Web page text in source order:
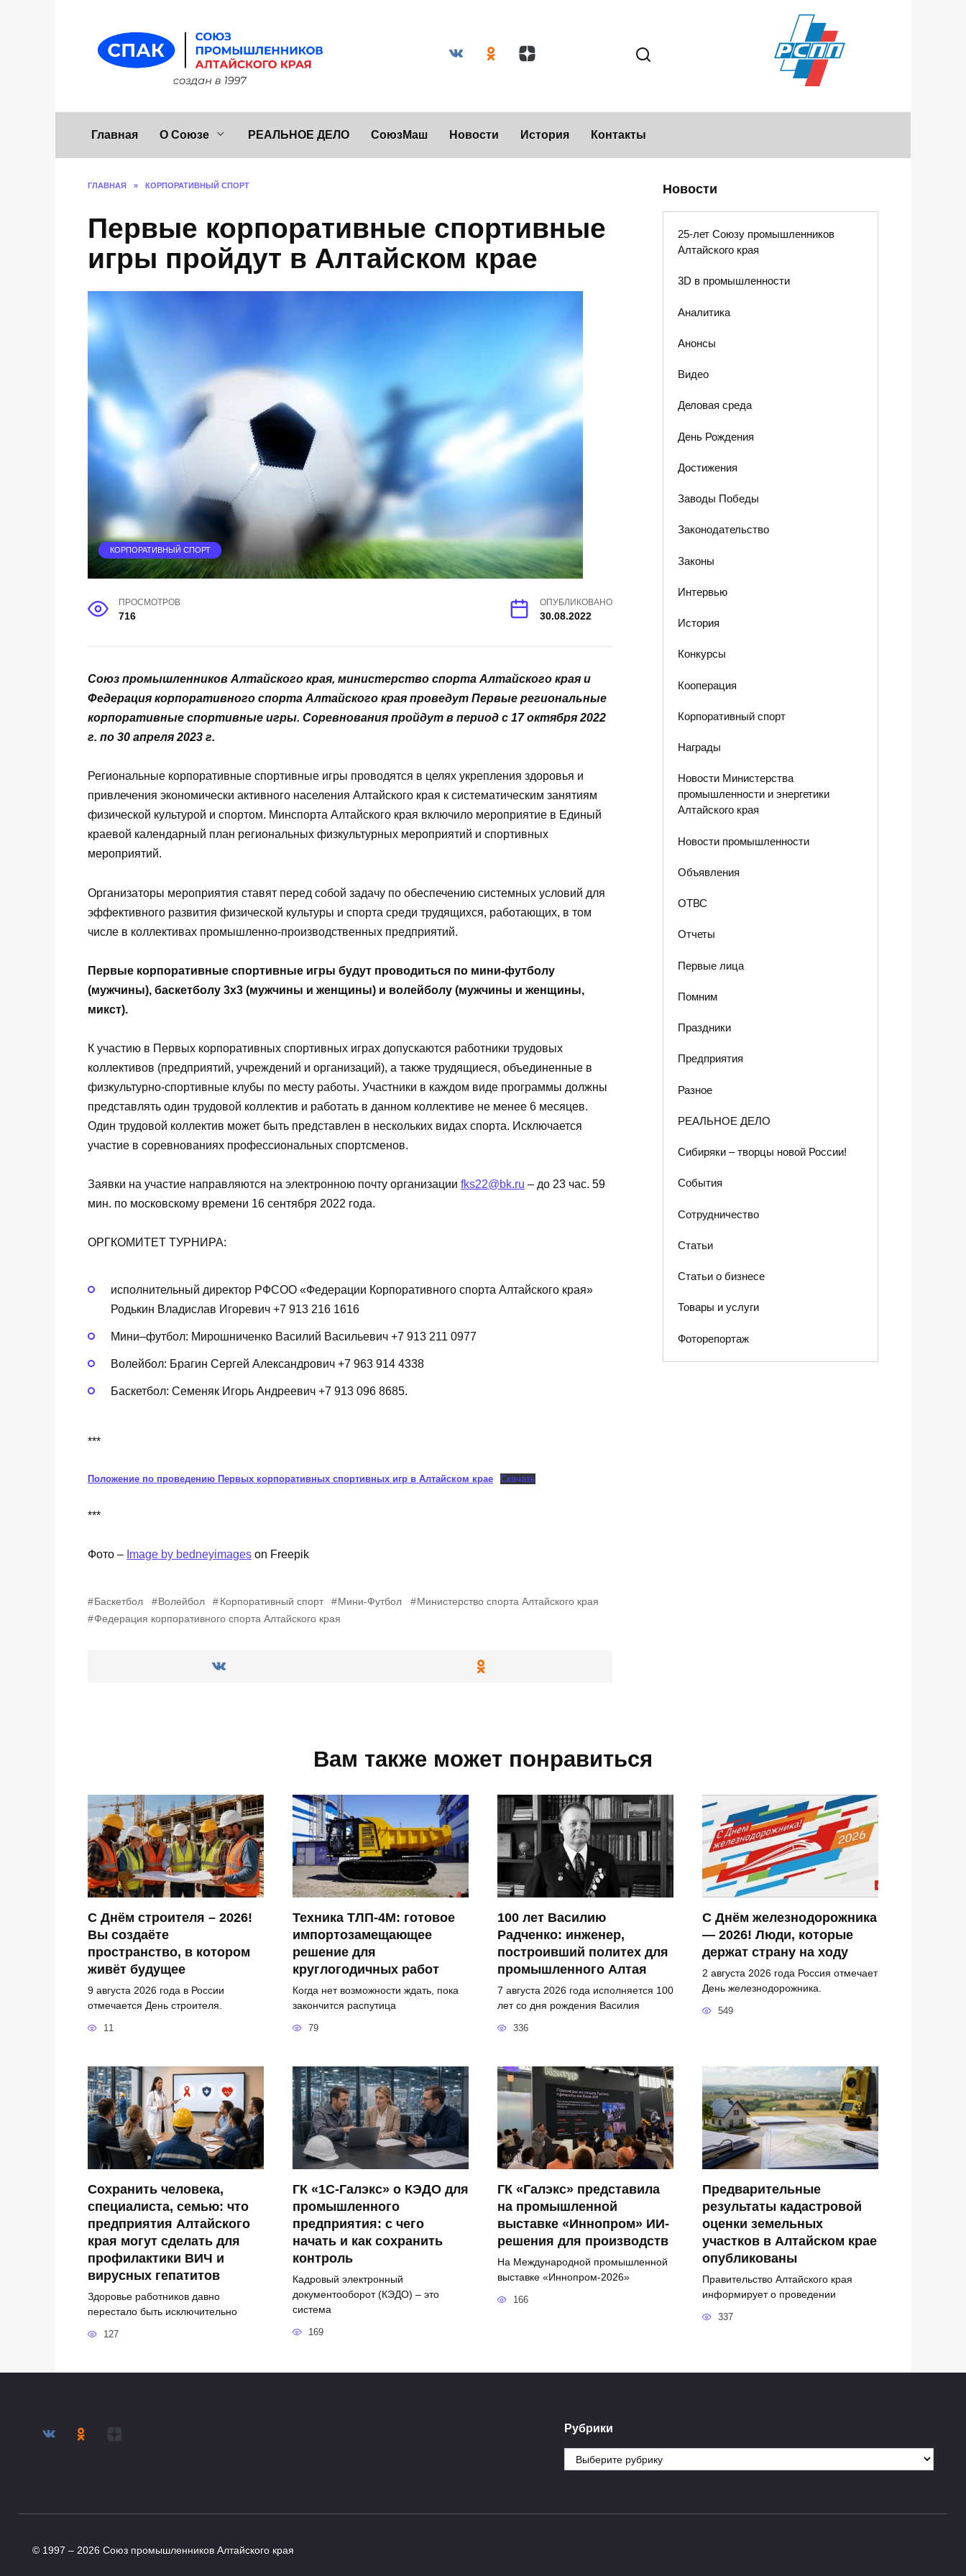
Главная О Союзе РЕАЛЬНОЕ ДЕЛО СоюзМаш Новости История Контакты
ГЛАВНАЯ » КОРПОРАТИВНЫЙ СПОРТ
Первые корпоративные спортивные
игры пройдут в Алтайском крае
КОРПОРАТИВНЫЙ СПОРТ
ПРОСМОТРОВ
716
ОПУБЛИКОВАНО
30.08.2022
Союз промышленников Алтайского края, министерство спорта Алтайского края и
Федерация корпоративного спорта Алтайского края проведут Первые региональные
корпоративные спортивные игры. Соревнования пройдут в период с 17 октября 2022
г. по 30 апреля 2023 г.
Региональные корпоративные спортивные игры проводятся в целях укрепления здоровья и
привлечения экономически активного населения Алтайского края к систематическим занятиям
физической культурой и спортом. Минспорта Алтайского края включило мероприятие в Единый
краевой календарный план региональных физкультурных мероприятий и спортивных
мероприятий.
Организаторы мероприятия ставят перед собой задачу по обеспечению системных условий для
эффективного развития физической культуры и спорта среди трудящихся, работающих, в том
числе в коллективах промышленно-производственных предприятий.
Первые корпоративные спортивные игры будут проводиться по мини-футболу
(мужчины), баскетболу 3х3 (мужчины и женщины) и волейболу (мужчины и женщины,
микст).
К участию в Первых корпоративных спортивных играх допускаются работники трудовых
коллективов (предприятий, учреждений и организаций), а также трудящиеся, объединенные в
физкультурно-спортивные клубы по месту работы. Участники в каждом виде программы должны
представлять один трудовой коллектив и работать в данном коллективе не менее 6 месяцев.
Один трудовой коллектив может быть представлен в нескольких видах спорта. Исключается
участие в соревнованиях профессиональных спортсменов.
Заявки на участие направляются на электронною почту организации fks22@bk.ru – до 23 час. 59
мин. по московскому времени 16 сентября 2022 года.
ОРГКОМИТЕТ ТУРНИРА:
исполнительный директор РФСОО «Федерации Корпоративного спорта Алтайского края»
Родькин Владислав Игоревич +7 913 216 1616
Мини–футбол: Мирошниченко Василий Васильевич +7 913 211 0977
Волейбол: Брагин Сергей Александрович +7 963 914 4338
Баскетбол: Семеняк Игорь Андреевич +7 913 096 8685.
***
Положение по проведению Первых корпоративных спортивных игр в Алтайском крае Скачать
***
Фото – Image by bedneyimages on Freepik
Баскетбол Волейбол Корпоративный спорт Мини-Футбол
Министерство спорта Алтайского края
Федерация корпоративного спорта Алтайского края
Новости
25-лет Союзу промышленников
Алтайского края
3D в промышленности
Аналитика
Анонсы
Видео
Деловая среда
День Рождения
Достижения
Заводы Победы
Законодательство
Законы
Интервью
История
Конкурсы
Кооперация
Корпоративный спорт
Награды
Новости Министерства
промышленности и энергетики
Алтайского края
Новости промышленности
Объявления
ОТВС
Отчеты
Первые лица
Помним
Праздники
Предприятия
Разное
РЕАЛЬНОЕ ДЕЛО
Сибиряки – творцы новой России!
События
Сотрудничество
Статьи
Статьи о бизнесе
Товары и услуги
Фоторепортаж
Вам также может понравиться
С Днём строителя – 2026!
Вы создаёте
пространство, в котором
живёт будущее
9 августа 2026 года в России
отмечается День строителя.
11
Техника ТЛП-4М: готовое
импортозамещающее
решение для
круглогодичных работ
Когда нет возможности ждать, пока
закончится распутица
79
100 лет Василию
Радченко: инженер,
построивший политех для
промышленного Алтая
7 августа 2026 года исполняется 100
лет со дня рождения Василия
336
С Днём железнодорожника
— 2026! Люди, которые
держат страну на ходу
2 августа 2026 года Россия отмечает
День железнодорожника.
549
Сохранить человека,
специалиста, семью: что
предприятия Алтайского
края могут сделать для
профилактики ВИЧ и
вирусных гепатитов
Здоровье работников давно
перестало быть исключительно
127
ГК «1С-Галэкс» о КЭДО для
промышленного
предприятия: с чего
начать и как сохранить
контроль
Кадровый электронный
документооборот (КЭДО) – это
система
169
ГК «Галэкс» представила
на промышленной
выставке «Иннопром» ИИ-
решения для производств
На Международной промышленной
выставке «Иннопром-2026»
166
Предварительные
результаты кадастровой
оценки земельных
участков в Алтайском крае
опубликованы
Правительство Алтайского края
информирует о проведении
337
Рубрики
Рубрики
© 1997 – 2026 Союз промышленников Алтайского края